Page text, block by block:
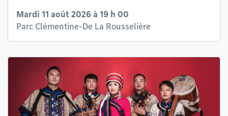
Mardi 11 août 2026 à 19 h 00
Parc Clémentine-De La Rousselière